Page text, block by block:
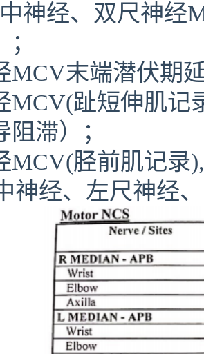
神经、双尺神经
MCV末端潜伏期
MCV(趾短伸肌记
阻滞）；
MCV(胫前肌记录
神经、左尺神经